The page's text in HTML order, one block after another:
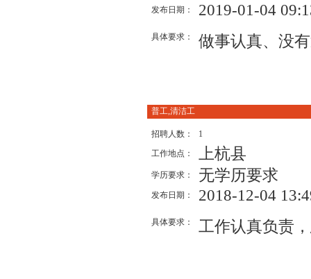
发布日期： 2019-01-04
具体要求： 做事认真、没
普工,清洁工
招聘人数：
1
工作地点：
上杭县
学历要求： 无学历要求
发布日期： 2018-12-04
具体要求： 工作认真负责